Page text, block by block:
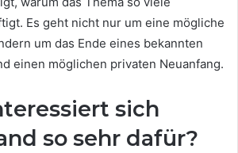
Es geht nicht nur um eine mögliche
um das Ende eines bekannten
einen möglichen privaten Neuanfang.
sich
so sehr dafür?